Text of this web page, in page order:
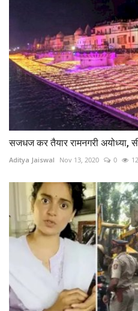
सजधज कर तैयार रामनगरी अयोध्या,
Aditya Jaiswal Nov 13, 2020 0